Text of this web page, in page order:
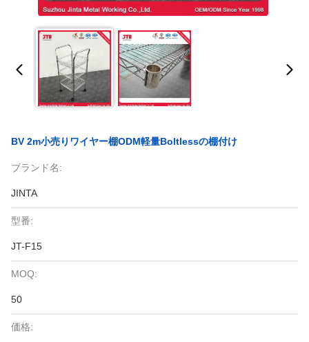
BV 2m小売りワイヤー棚ODM軽量Boltlessの棚付け
ブランド名:
JINTA
型番:
JT-F15
MOQ:
50
価格: